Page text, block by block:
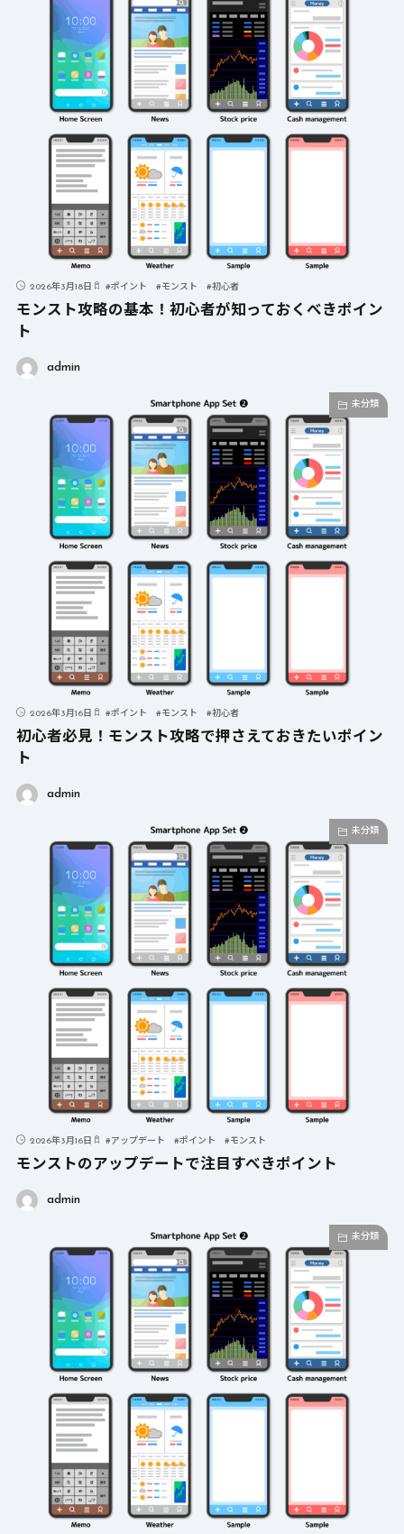
2026年3月18日 #ポイント #モンスト #初心者
モンスト攻略の基本！初心者が知っておくべきポイン
ト
admin
未分類
2026年3月16日 #ポイント #モンスト #初心者
初心者必見！モンスト攻略で押さえておきたいポイン
ト
admin
未分類
2026年3月16日 #アップデート #ポイント #モンスト
モンストのアップデートで注目すべきポイント
admin
未分類